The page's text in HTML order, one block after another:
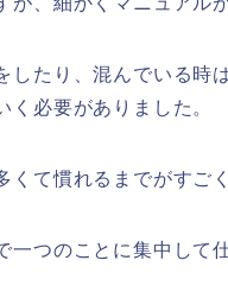
したり、混んでいる時
く必要がありました。
くて慣れるまでがすご
一つのことに集中して